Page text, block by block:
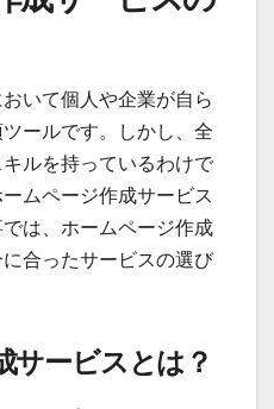
いて個人や企業が自ら
ールです。しかし、全
ルを持っているわけで
ムページ作成サービス
は、ホームページ作成
合ったサービスの選び
サービスとは？